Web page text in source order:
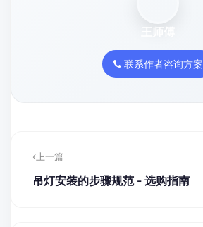
王师傅
联系作者咨询方案
上一篇
吊灯安装的步骤规范 - 选购指南